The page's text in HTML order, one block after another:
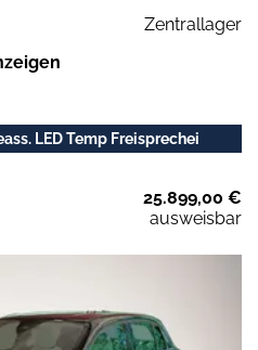
Zentrallager
LED Temp Freisprechei
25.899,00 €
ausweisbar